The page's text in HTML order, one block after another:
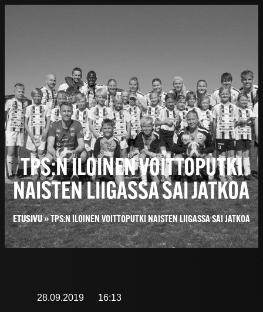
TPS:N ILOINEN VOITTOPUTKI
NAISTEN LIIGASSA SAI JATKOA
ETUSIVU»TPS:N ILOINEN VOITTOPUTKI NAISTEN LIIGASSA SAI JATKOA
28.09.2019
16:13